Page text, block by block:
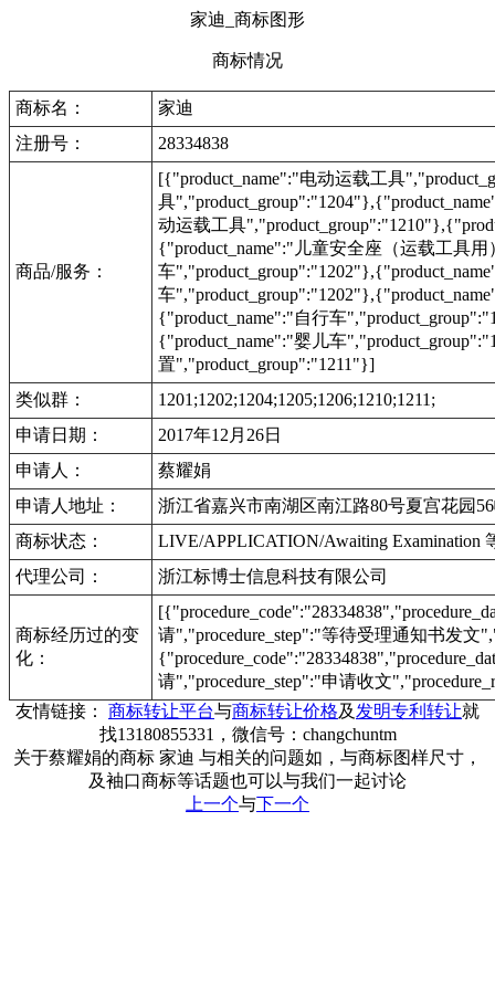
家迪_商标图形
商标情况
商标名：
家迪
注册号：
28334838
商品/服务：
[{"product_name":"电动运载工具
具
动运载工具
{"product_name":"儿童安全座（运载工具
车
车
{"product_name":"自行车
{"product_name":"婴儿车
置","product_group":"1211"}]
类似群：
1201;1202;1204;1205;1206;1210;1211;
申请日期：
2017年12月26日
申请人：
蔡耀娟
申请人地址：
浙江省嘉兴市南湖区南江路80号夏宫花园
商标状态：
LIVE/APPLICATION/Awaiting Examination
代理公司：
浙江标博士信息科技有限公司
商标经历过的变
化：
请","procedure_step":"等待受理通知书发文
请","procedure_step":"申请收文
友情链接： 商标转让平台与商标转让价格及 发明专利转让就
找13180855331，微信号：changchuntm
关于蔡耀娟的商标 家迪 与相关的问题如，与商标图样尺寸，
及袖口商标等话题也可以与我们一起讨论
上一个与下一个